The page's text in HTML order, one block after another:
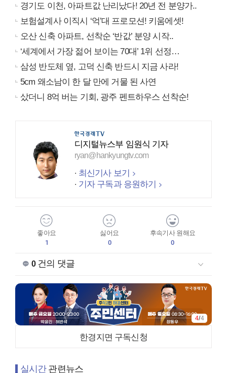
경기도 이천, 아파트값 난리났다! 20년 전 분양가..
보험설계사 이직시 ‘억’대 프로모션! 키움에셋!
오산 신축 아파트, 선착순 ‘반값’ 분양 시작..
‘세계에서 가장 젊어 보이는 70대’ 1위 선정…
삼성 반도체 옆, 고덕 신축 반드시 지금 사라!
5cm 왜소남이 한 달 만에 거물 된 사연
샀더니 8억 버는 기회, 광주 펜트하우스 선착순!
디지털뉴스부 임원식 기자
ryan@hankyungtv.com
최신기사 보기
기자 구독과 응원하기
좋아요
1
싫어요
0
후속기사 원해요
0
0건의 댓글
4/4
한경지면 구독신청
실시간관련뉴스